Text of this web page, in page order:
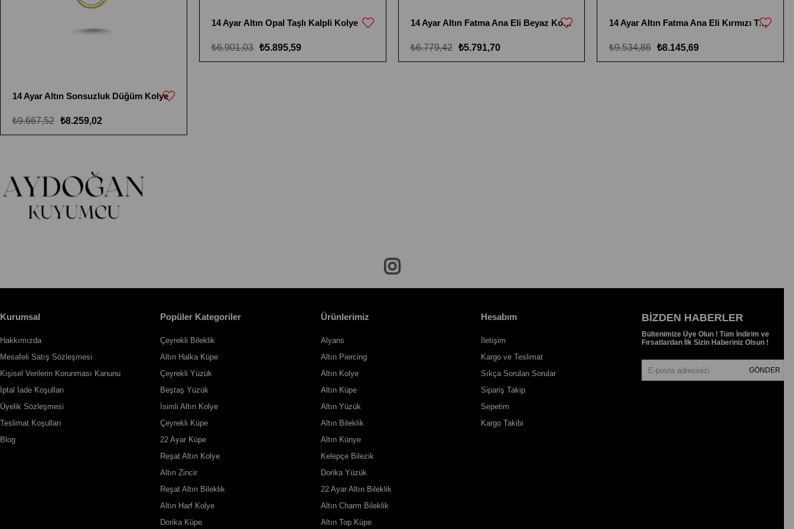
14 Ayar Altın Sonsuzluk Düğüm Kolye
₺8.259,02
₺9.667,52
14 Ayar Altın Opal Taşlı Kalpli Kolye
₺5.895,59
₺6.901,03
14 Ayar Altın Fatma Ana Eli Beyaz Kolye
₺5.791,70
₺6.779,42
14 Ayar Altın Fatma Ana Eli Kırmızı Taşlı Kolye
₺8.145,69
₺9.534,86
Kurumsal
Hakkımızda
Mesafeli Satış Sözleşmesi
Kişisel Verilerin Korunması Kanunu
İptal İade Koşulları
Üyelik Sözleşmesi
Teslimat Koşulları
Blog
Popüler Kategoriler
Çeyrekli Bileklik
Altın Halka Küpe
Çeyrekli Yüzük
Beştaş Yüzük
İsimli Altın Kolye
Çeyrekli Küpe
22 Ayar Küpe
Reşat Altın Kolye
Altın Zincir
Reşat Altın Bileklik
Altın Harf Kolye
Dorika Küpe
Ürünlerimiz
Alyans
Altın Piercing
Altın Kolye
Altın Küpe
Altın Yüzük
Altın Bileklik
Altın Künye
Kelepçe Bilezik
Dorika Yüzük
22 Ayar Altın Bileklik
Altın Charm Bileklik
Altın Top Küpe
Hesabım
İletişim
Kargo ve Teslimat
Sıkça Sorulan Sorular
Sipariş Takip
Sepetim
Kargo Takibi
BIZDEN HABERLER
Bültenimize Üye Olun ! Tüm İndirim ve
Fırsatlardan İlk Sizin Haberiniz Olsun !
GÖNDER